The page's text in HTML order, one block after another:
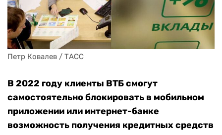
Петр Ковалев / ТАСС
В 2022 году клиенты ВТБ смогут
самостоятельно блокировать в мобильном
приложении или интернет-банке
возможность получения кредитных средств